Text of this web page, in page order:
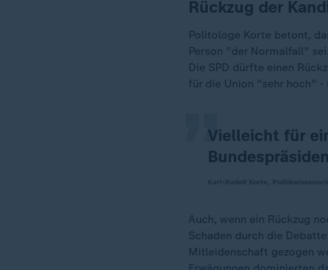
Rückzug der
Politologe Korte betont,
Person "der Normalfall"
Die SPD dürfte einen
für die Union "sehr hoch"
Vielleicht für
„
Auch, wenn ein Rückzug
Schaden durch die
Mitleidenschaft gezogen